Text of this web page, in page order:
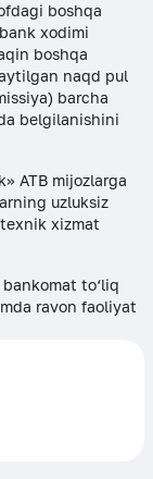
boshqa
xodimi
boshqa
naqd pul
barcha
belgilanishini
ATB mijozlarga
uzluksiz
xizmat
to‘liq
ravon faoliyat